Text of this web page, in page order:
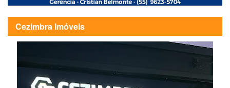
Cezimbra Imóveis